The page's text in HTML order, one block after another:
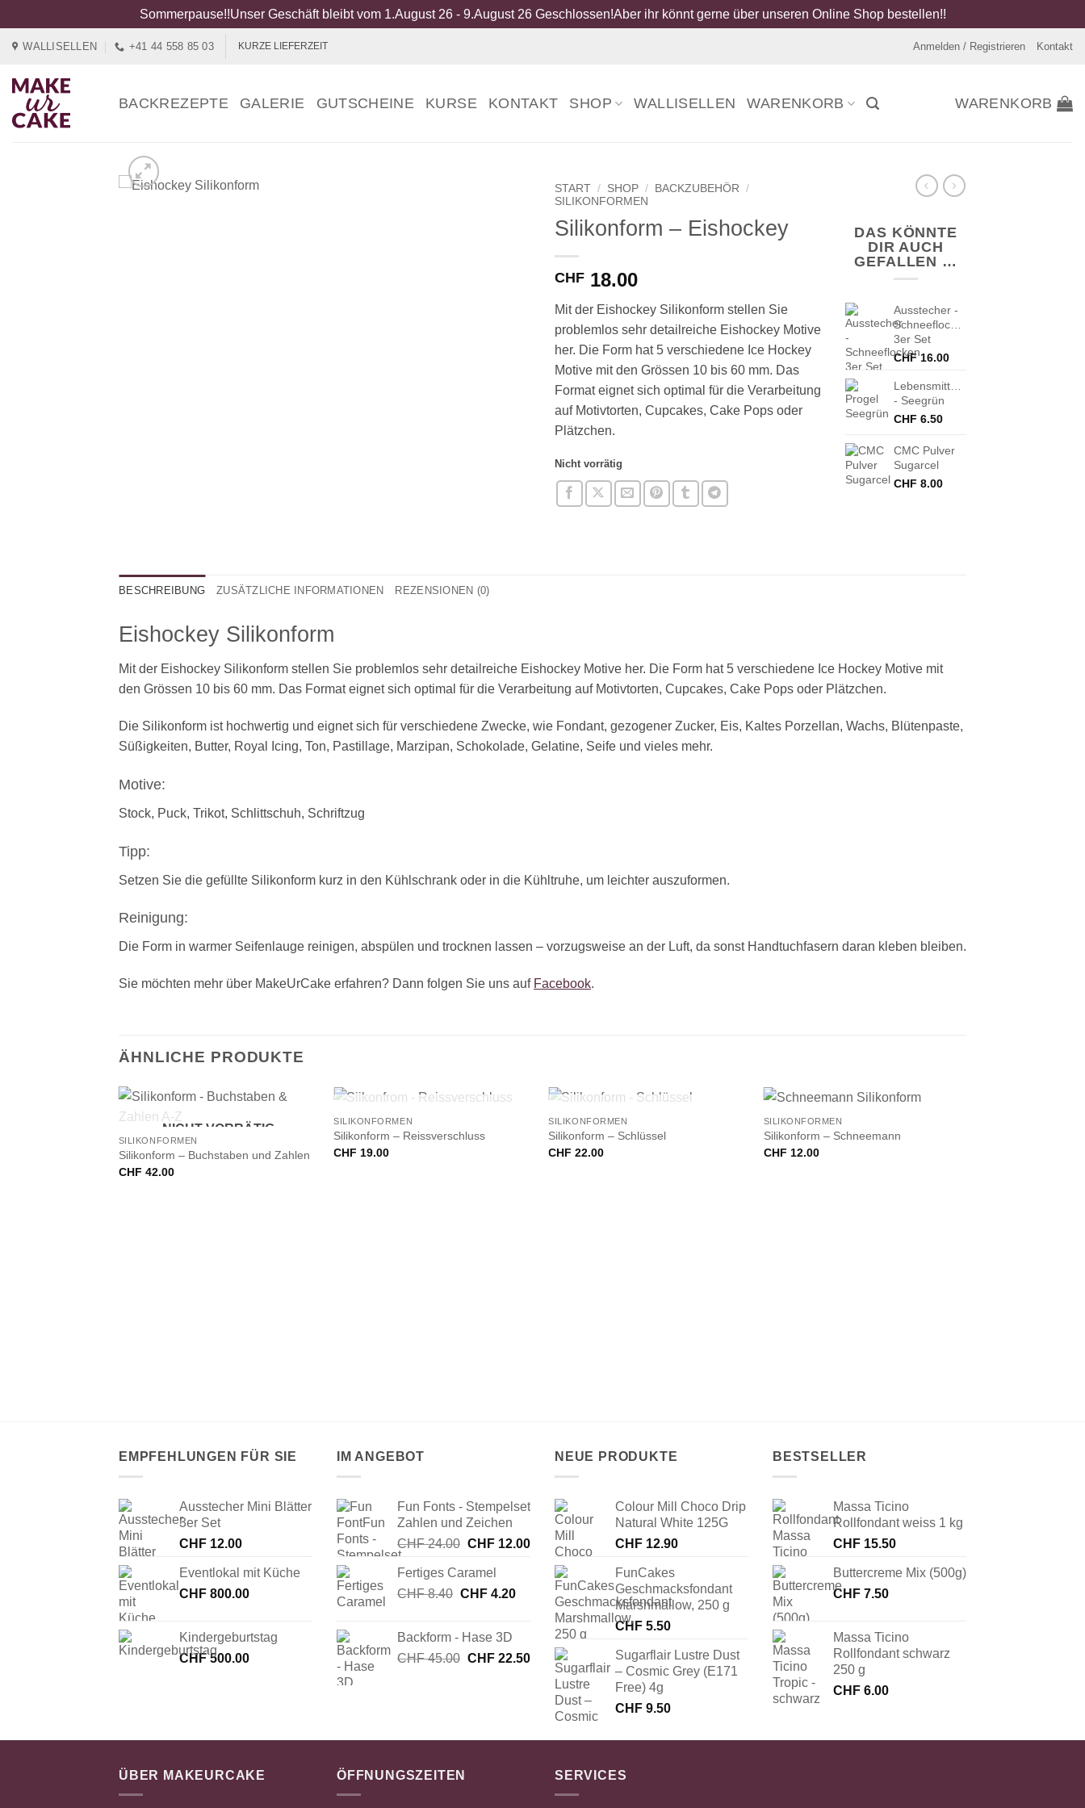
Sommerpause!!Unser Geschäft bleibt vom 1.August 26 - 9.August 26 Geschlossen!Aber ihr könnt gerne über unseren Online Shop bestellen!!
springen
WALLISELLEN +41 44 558 85 03 KURZE LIEFERZEIT Anmelden / Registrieren Kontakt
BACKREZEPTE GALERIE GUTSCHEINE KURSE KONTAKT SHOP WALLISELLEN WARENKORB WARENKORB
START / SHOP / BACKZUBEHÖR /
SILIKONFORMEN
Silikonform – Eishockey
CHF 18.00
Mit der Eishockey Silikonform stellen Sie
problemlos sehr detailreiche Eishockey Motive
her. Die Form hat 5 verschiedene Ice Hockey
Motive mit den Grössen 10 bis 60 mm. Das
Format eignet sich optimal für die Verarbeitung
auf Motivtorten, Cupcakes, Cake Pops oder
Plätzchen.
Nicht vorrätig
DAS KÖNNTE
DIR AUCH
GEFALLEN …
Ausstecher -
Schneeflocken
3er Set
CHF16.00
Lebensmittelfarbe
- Seegrün
CHF 6.50
CMC Pulver
Sugarcel
CHF 8.00
BESCHREIBUNG ZUSÄTZLICHE INFORMATIONEN REZENSIONEN (0)
Eishockey Silikonform
Mit der Eishockey Silikonform stellen Sie problemlos sehr detailreiche Eishockey Motive her. Die Form hat 5 verschiedene Ice Hockey Motive mit
den Grössen 10 bis 60 mm. Das Format eignet sich optimal für die Verarbeitung auf Motivtorten, Cupcakes, Cake Pops oder Plätzchen.
Die Silikonform ist hochwertig und eignet sich für verschiedene Zwecke, wie Fondant, gezogener Zucker, Eis, Kaltes Porzellan, Wachs, Blütenpaste,
Süßigkeiten, Butter, Royal Icing, Ton, Pastillage, Marzipan, Schokolade, Gelatine, Seife und vieles mehr.
Motive:
Stock, Puck, Trikot, Schlittschuh, Schriftzug
Tipp:
Setzen Sie die gefüllte Silikonform kurz in den Kühlschrank oder in die Kühltruhe, um leichter auszuformen.
Reinigung:
Die Form in warmer Seifenlauge reinigen, abspülen und trocknen lassen – vorzugsweise an der Luft, da sonst Handtuchfasern daran kleben bleiben.
Sie möchten mehr über MakeUrCake erfahren? Dann folgen Sie uns auf Facebook.
ÄHNLICHE PRODUKTE
+
NICHT VORRÄTIG
SILIKONFORMEN
Silikonform – Buchstaben und Zahlen
CHF 42.00
+
NICHT VORRÄTIG
SILIKONFORMEN
Silikonform – Reissverschluss
CHF 19.00
+
NICHT VORRÄTIG
SILIKONFORMEN
Silikonform – Schlüssel
CHF 22.00
+
SILIKONFORMEN
Silikonform – Schneemann
CHF 12.00
EMPFEHLUNGEN FÜR SIE
Ausstecher Mini Blätter
3er Set
CHF 12.00
Eventlokal mit Küche
CHF 800.00
Kindergeburtstag
CHF500.00
IM ANGEBOT
Fun Fonts - Stempelset
Zahlen und Zeichen
CHF24.00 Ursprünglicher
war:
CHF 24.00
CHF12.00Aktueller
Preis
CHF 12.00.
Fertiges Caramel
CHF8.40 Ursprünglicher
CHF 8.40
CHF4.20Aktueller
Backform - Hase 3D
CHF45.00 Ursprünglicher
CHF22.50Aktueller
Preis
CHF 22.50.
NEUE PRODUKTE
Colour Mill Choco Drip
Natural White 125G
CHF 12.90
FunCakes
Geschmacksfondant
Marshmallow, 250 g
CHF 5.50
Sugarflair Lustre Dust
– Cosmic Grey (E171
Free) 4g
CHF 9.50
BESTSELLER
Massa Ticino
Rollfondant weiss 1 kg
CHF 15.50
Buttercreme Mix (500g)
CHF 7.50
Massa Ticino
Rollfondant schwarz
250 g
CHF 6.00
ÜBER MAKEURCAKE ÖFFNUNGSZEITEN SERVICES